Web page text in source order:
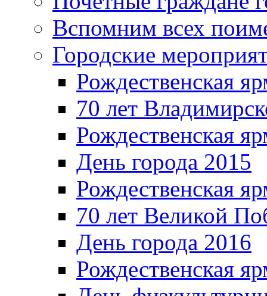
Вспомним всех
Городские
Рождественская
70 лет
Рождественская
День города 2015
Рождественская
70 лет Великой
День города 2016
Рождественская